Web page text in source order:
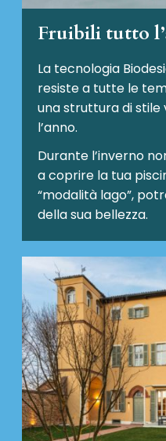
Fruibili tutto
La tecnologia
resiste a tutte le
una struttura di
l’anno.
Durante l’inverno
a coprire la tua
“modalità lago”,
della sua bellezza.